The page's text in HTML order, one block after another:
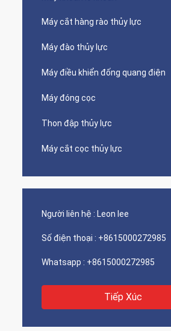
Máy cắt hàng rào thủy lực
Máy đào thủy lực
Máy điều khiển đống quang điện
Máy đóng cọc
Thon đập thủy lực
Máy cắt cọc thủy lực
Người liên hệ : Leon lee
Số điện thoại : +8615000272985
Whatsapp : +8615000272985
Tiếp Xúc